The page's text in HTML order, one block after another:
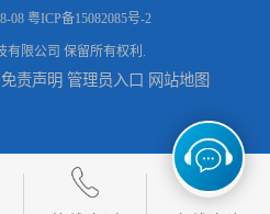
六盘水模拟法庭厂家
08 粤ICP备15082085号-2
有限公司 保留所有权利.
免责声明 管理员入口 网站地图